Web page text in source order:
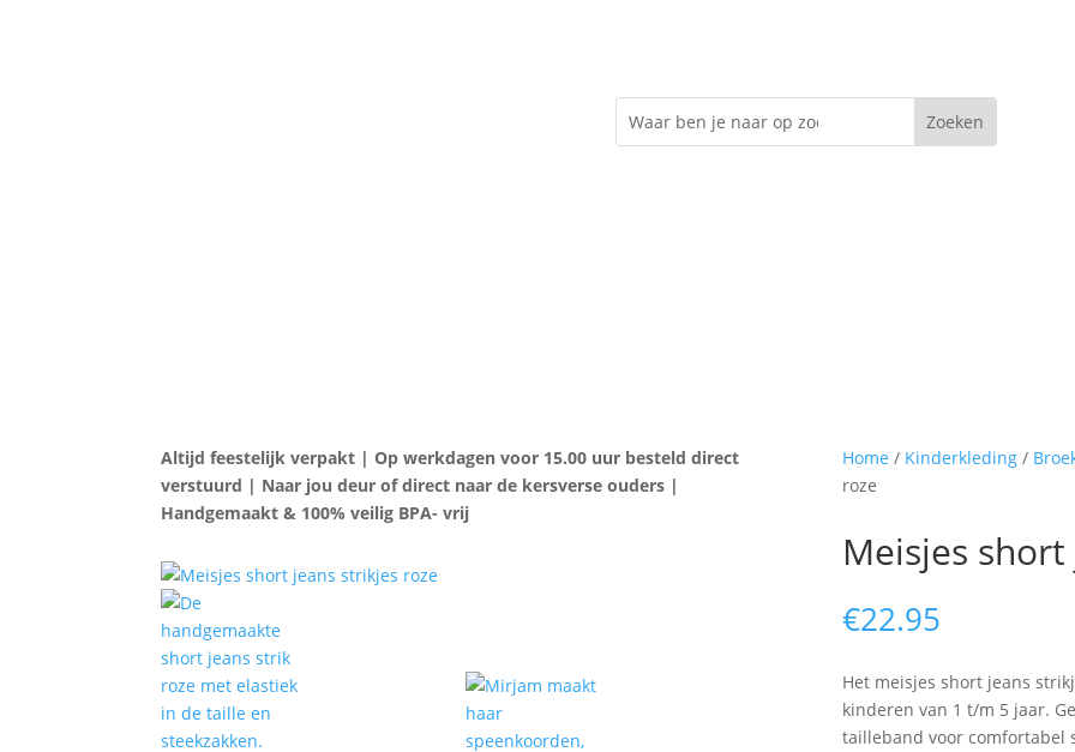
Altijd feestelijk verpakt | Op werkdagen voor 15.00 uur besteld direct
verstuurd | Naar jou deur of direct naar de kersverse ouders |
Handgemaakt & 100% veilig BPA- vrij
Home / Kinderkleding/
roze
Meisjes
€22.95
Het meisjes short jeans
kinderen van 1 t/m 5 jaar.
tailleband voor comfortabel